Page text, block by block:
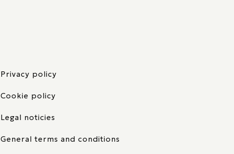
Privacy policy
Cookie policy
Legal noticies
General terms and conditions